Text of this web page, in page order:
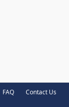
FAQ Contact Us